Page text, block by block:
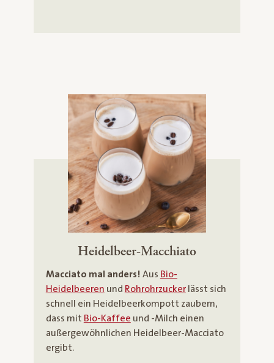
Heidelbeer-Macchiato
Macciato mal anders! Aus Bio-
Heidelbeeren und Rohrohrzuckerlässt sich
schnell ein Heidelbeerkompott zaubern,
dass mit Bio-Kaffee und -Milch einen
außergewöhnlichen Heidelbeer-Macciato
ergibt.